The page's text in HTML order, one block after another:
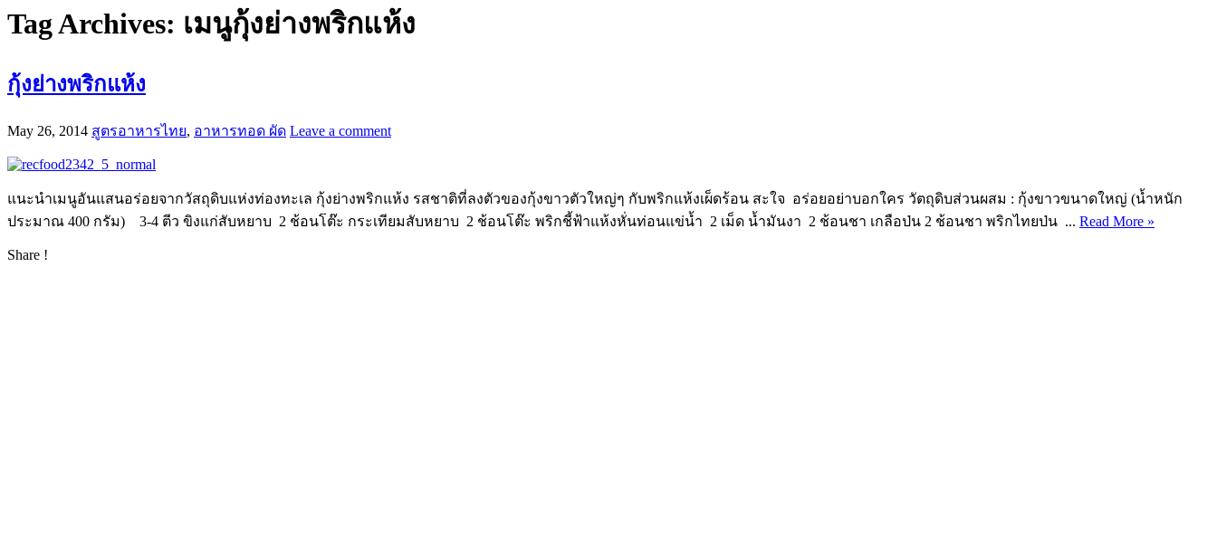
Tag Archives: เมนูกุ้งย่างพริกแห้ง
กุ้งย่างพริกแห้ง
May 26, 2014 สูตรอาหารไทย, อาหารทอด ผัด Leave a comment
แนะนำเมนูอันแสนอร่อยจากวัสถุดิบแห่งท่องทะเล กุ้งย่างพริกแห้ง รสชาติที่ลงตัวของกุ้งขาวตัวใหญ่ๆ กับพริกแห้งเผ็ดร้อน สะใจ อร่อยอย่าบอกใคร วัตถุดิบส่วนผสม : กุ้งขาวขนาดใหญ่ (น้ำหนัก
ประมาณ 400 กรัม) 3-4 ตีว ขิงแก่สับหยาบ 2 ช้อนโต๊ะ กระเทียมสับหยาบ 2 ช้อนโต๊ะ พริกชี้ฟ้าแห้งหั่นท่อนแข่น้ำ 2 เม็ด น้ำมันงา 2 ช้อนชา เกลือป่น 2 ช้อนชา พริกไทยป่น ... Read More »
Share !